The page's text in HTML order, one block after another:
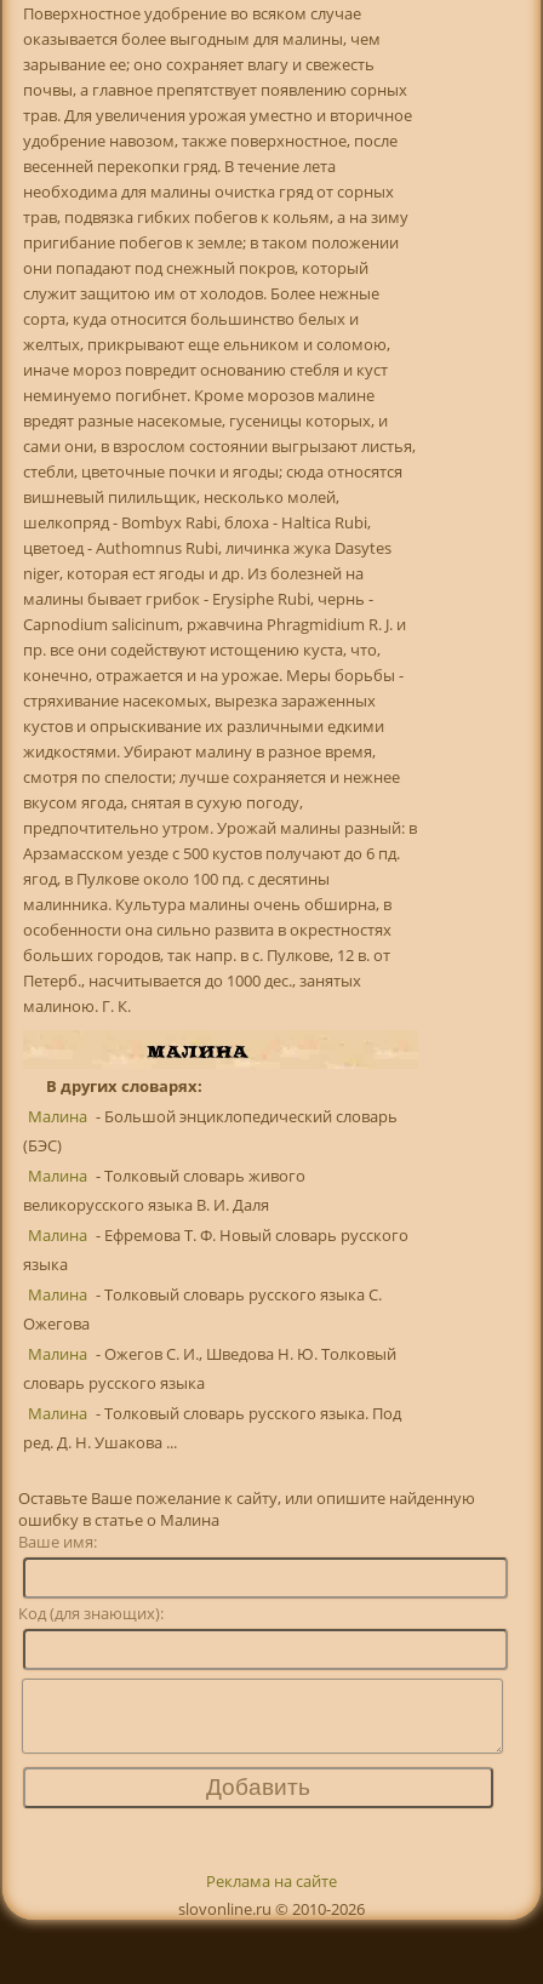
Поверхностное удобрение во всяком случае
оказывается более выгодным для малины, чем
зарывание ее; оно сохраняет влагу и свежесть
почвы, а главное препятствует появлению сорных
трав. Для увеличения урожая уместно и вторичное
удобрение навозом, также поверхностное, после
весенней перекопки гряд. В течение лета
необходима для малины очистка гряд от сорных
трав, подвязка гибких побегов к кольям, а на зиму
пригибание побегов к земле; в таком положении
они попадают под снежный покров, который
служит защитою им от холодов. Более нежные
сорта, куда относится большинство белых и
желтых, прикрывают еще ельником и соломою,
иначе мороз повредит основанию стебля и куст
неминуемо погибнет. Кроме морозов малине
вредят разные насекомые, гусеницы которых, и
сами они, в взрослом состоянии выгрызают листья,
стебли, цветочные почки и ягоды; сюда относятся
вишневый пилильщик, несколько молей,
шелкопряд - Bombyx Rabi, блоха - Haltica Rubi,
цветоед - Authomnus Rubi, личинка жука Dasytes
niger, которая ест ягоды и др. Из болезней на
малины бывает грибок - Erysiphe Rubi, чернь -
Capnodium salicinum, ржавчина Phragmidium R. J. и
пр. все они содействуют истощению куста, что,
конечно, отражается и на урожае. Меры борьбы -
стряхивание насекомых, вырезка зараженных
кустов и опрыскивание их различными едкими
жидкостями. Убирают малину в разное время,
смотря по спелости; лучше сохраняется и нежнее
вкусом ягода, снятая в сухую погоду,
предпочтительно утром. Урожай малины разный: в
Арзамасском уезде с 500 кустов получают до 6 пд.
ягод, в Пулкове около 100 пд. с десятины
малинника. Культура малины очень обширна, в
особенности она сильно развита в окрестностях
больших городов, так напр. в с. Пулкове, 12 в. от
Петерб., насчитывается до 1000 дес., занятых
малиною. Г. К.
В других словарях:
Малина - Большой энциклопедический словарь
(БЭС)
Малина - Толковый словарь живого
великорусского языка В. И. Даля
Малина - Ефремова Т. Ф. Новый словарь русского
языка
Малина - Толковый словарь русского языка С.
Ожегова
Малина - Ожегов С. И., Шведова Н. Ю. Толковый
словарь русского языка
Малина - Толковый словарь русского языка. Под
ред. Д. Н. Ушакова ...
Оставьте Ваше пожелание к сайту, или опишите найденную
ошибку в статье о Малина
Ваше имя:
Код (для знающих):
Реклама на сайте
slovonline.ru © 2010-2026